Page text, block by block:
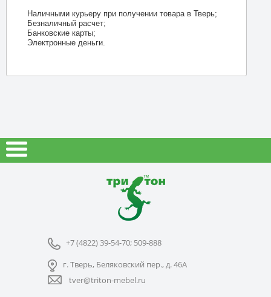
Наличными курьеру при получении товара в Тверь;
Безналичный расчет;
Банковские карты;
Электронные деньги.
+7 (4822) 39-54-70; 509-888
г. Тверь, Беляковский пер., д. 46А
tver@triton-mebel.ru